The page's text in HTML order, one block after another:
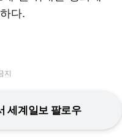
다.
지
세계일보 팔로우